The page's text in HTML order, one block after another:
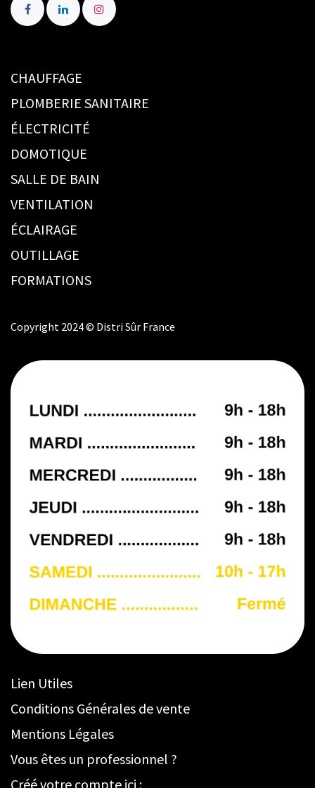
CHAUFFAGE
PLOMBERIE SANITAIRE
ÉLECTRICITÉ
DOMOTIQUE
SALLE DE BAIN
VENTILATION
ÉCLAIRAGE
OUTILLAGE
FORMATIONS
Copyright 2024 © Distri Sûr France
Lien Utiles
Conditions Générales de vente
Mentions Légales
Vous êtes un professionnel ?
Créé votre compte ici :